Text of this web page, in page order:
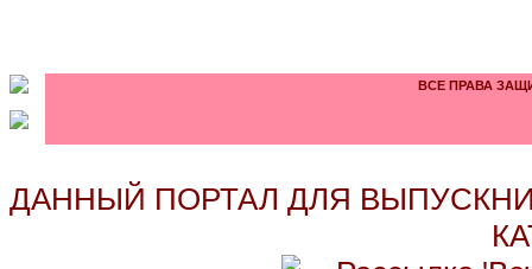
ВСЕ ПРАВА
ДАННЫЙ ПОРТАЛ ДЛЯ